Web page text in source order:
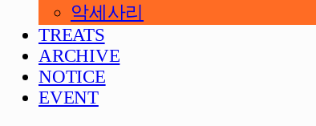
악세사리
TREATS
ARCHIVE
NOTICE
EVENT